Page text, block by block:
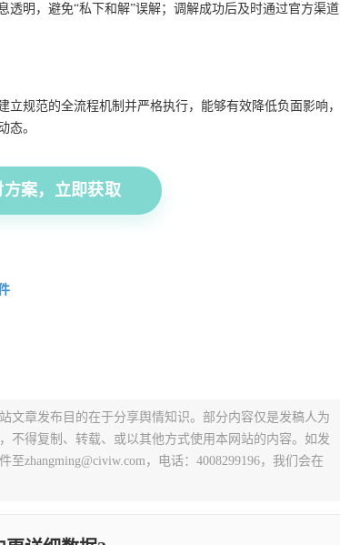
明，避免“私下和解”误解；调解成功后及时通过官方渠道
规范的全流程机制并严格执行，能够有效降低负面影响，
态。
案，立即获取
文章发布目的在于分享舆情知识。部分内容仅是发稿人为
不得复制、转载、或以其他方式使用本网站的内容。如发
zhangming@civiw.com，电话：4008299196，我们会在